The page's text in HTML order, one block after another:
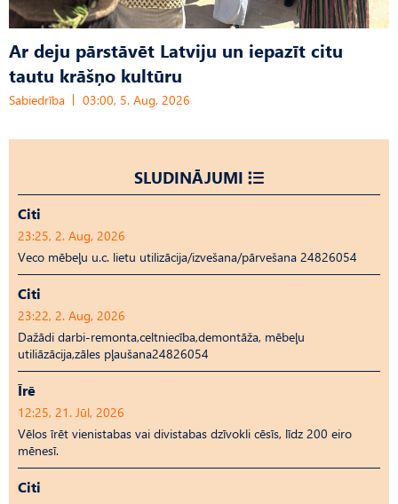
Ar deju pārstāvēt Latviju un iepazīt citu
tautu krāšņo kultūru
Sabiedrība 03:00, 5. Aug, 2026
SLUDINĀJUMI
Citi
23:25, 2. Aug, 2026
Veco mēbeļu u.c. lietu utilizācija/izvešana/pārvešana 24826054
Citi
23:22, 2. Aug, 2026
Dažādi darbi-remonta,celtniecība,demontāža, mēbeļu
utiliāzācija,zāles pļaušana24826054
Īrē
12:25, 21. Jūl, 2026
Vēlos īrēt vienistabas vai divistabas dzīvokli cēsīs, līdz 200 eiro
mēnesī.
Citi